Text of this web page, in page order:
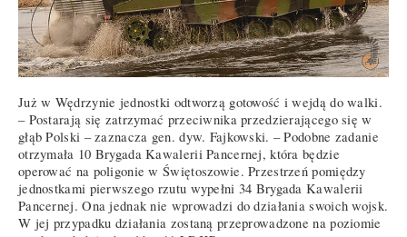
Już w Wędrzynie jednostki odtworzą gotowość i wejdą do walki.
– Postarają się zatrzymać przeciwnika przedzierającego się w
głąb Polski – zaznacza gen. dyw. Fajkowski. – Podobne zadanie
otrzymała 10 Brygada Kawalerii Pancernej, która będzie
operować na poligonie w Świętoszowie. Przestrzeń pomiędzy
jednostkami pierwszego rzutu wypełni 34 Brygada Kawalerii
Pancernej. Ona jednak nie wprowadzi do działania swoich wojsk.
W jej przypadku działania zostaną przeprowadzone na poziomie